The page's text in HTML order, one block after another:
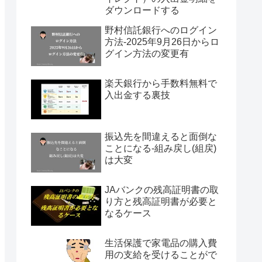
ダウンロードする
野村信託銀行へのログイン
方法-2025年9月26日からロ
グイン方法の変更有
楽天銀行から手数料無料で
入出金する裏技
振込先を間違えると面倒な
ことになる-組み戻し(組戻)
は大変
JAバンクの残高証明書の取
り方と残高証明書が必要と
なるケース
生活保護で家電品の購入費
用の支給を受けることがで